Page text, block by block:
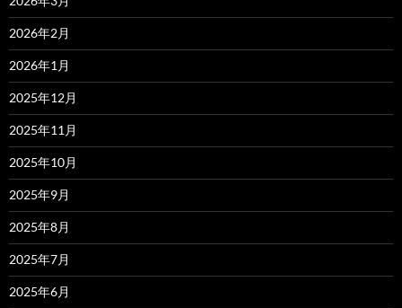
2026年2月
2026年1月
2025年12月
2025年11月
2025年10月
2025年9月
2025年8月
2025年7月
2025年6月